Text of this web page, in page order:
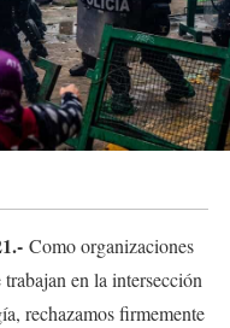
Como organizaciones
en la intersección
rechazamos firmemente